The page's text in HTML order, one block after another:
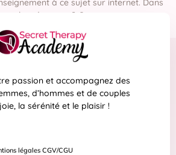
les réponses […]
passion et accompagnez des
d’hommes et de couples
la sérénité et le plaisir !
légales CGV/CGU